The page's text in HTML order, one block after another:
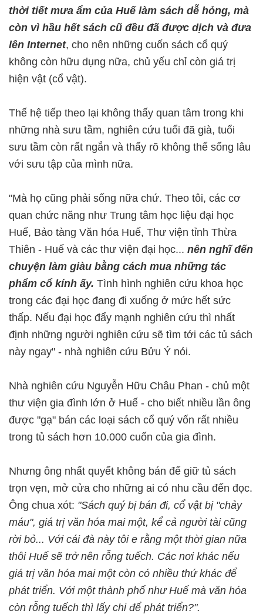
thời tiết mưa ẩm của Huế làm sách dễ hỏng, mà
còn vì hầu hết sách cũ đều đã được dịch và đưa
lên Internet, cho nên những cuốn sách cổ quý
không còn hữu dụng nữa, chủ yếu chỉ còn giá trị
hiện vật (cổ vật).
Thế hệ tiếp theo lại không thấy quan tâm trong khi
những nhà sưu tầm, nghiên cứu tuổi đã già, tuổi
sưu tầm còn rất ngắn và thấy rõ không thể sống lâu
với sưu tập của mình nữa.
"Mà họ cũng phải sống nữa chứ. Theo tôi, các cơ
quan chức năng như Trung tâm học liệu đại học
Huế, Bảo tàng Văn hóa Huế, Thư viện tỉnh Thừa
Thiên - Huế và các thư viện đại học... nên nghĩ đến
chuyện làm giàu bằng cách mua những tác
phẩm cổ kính ấy. Tình hình nghiên cứu khoa học
trong các đại học đang đi xuống ở mức hết sức
thấp. Nếu đại học đẩy mạnh nghiên cứu thì nhất
định những người nghiên cứu sẽ tìm tới các tủ sách
này ngay" - nhà nghiên cứu Bửu Ý nói.
Nhà nghiên cứu Nguyễn Hữu Châu Phan - chủ một
thư viện gia đình lớn ở Huế - cho biết nhiều lần ông
được "gạ" bán các loại sách cổ quý vốn rất nhiều
trong tủ sách hơn 10.000 cuốn của gia đình.
Nhưng ông nhất quyết không bán để giữ tủ sách
trọn vẹn, mở cửa cho những ai có nhu cầu đến đọc.
Ông chua xót: "Sách quý bị bán đi, cổ vật bị "chảy
máu", giá trị văn hóa mai một, kể cả người tài cũng
rời bỏ... Với cái đà này tôi e rằng một thời gian nữa
thôi Huế sẽ trở nên rỗng tuếch. Các nơi khác nếu
giá trị văn hóa mai một còn có nhiều thứ khác để
phát triển. Với một thành phố như Huế mà văn hóa
còn rỗng tuếch thì lấy chi để phát triển?".